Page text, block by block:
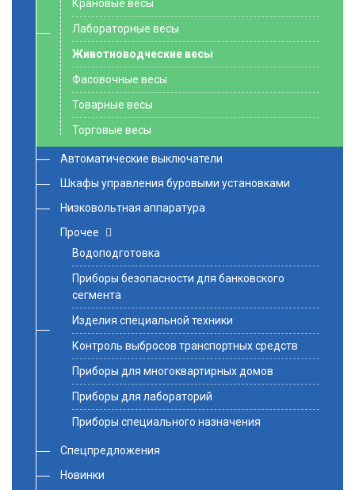
Крановые весы
Лабораторные весы
Животноводческие весы
Фасовочные весы
Товарные весы
Торговые весы
Автоматические выключатели
Шкафы управления буровыми установками
Низковольтная аппаратура
Прочее
Водоподготовка
Приборы безопасности для банковского
сегмента
Изделия специальной техники
Контроль выбросов транспортных средств
Приборы для многоквартирных домов
Приборы для лабораторий
Приборы специального назначения
Спецпредложения
Новинки